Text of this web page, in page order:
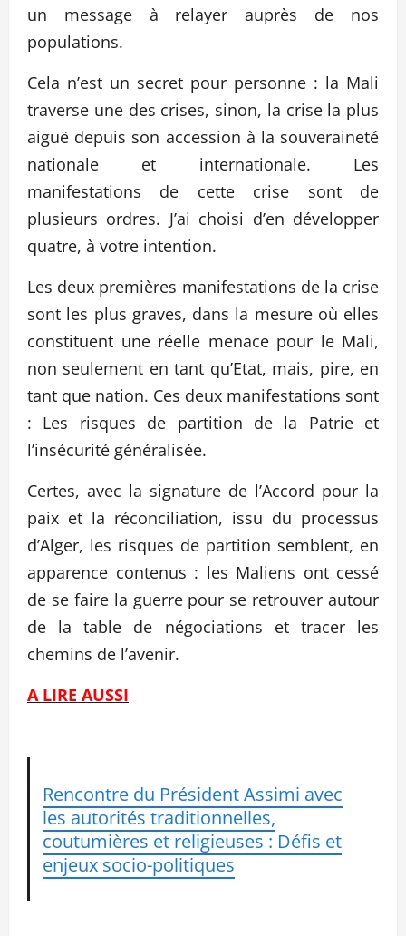
un message à relayer auprès de nos
populations.
Cela n’est un secret pour personne : la Mali
traverse une des crises, sinon, la crise la plus
aiguë depuis son accession à la souveraineté
nationale et internationale. Les
manifestations de cette crise sont de
plusieurs ordres. J’ai choisi d’en développer
quatre, à votre intention.
Les deux premières manifestations de la crise
sont les plus graves, dans la mesure où elles
constituent une réelle menace pour le Mali,
non seulement en tant qu’Etat, mais, pire, en
tant que nation. Ces deux manifestations sont
: Les risques de partition de la Patrie et
l’insécurité généralisée.
Certes, avec la signature de l’Accord pour la
paix et la réconciliation, issu du processus
d’Alger, les risques de partition semblent, en
apparence contenus : les Maliens ont cessé
de se faire la guerre pour se retrouver autour
de la table de négociations et tracer les
chemins de l’avenir.
A LIRE AUSSI
Rencontre du Président Assimi avec
les autorités traditionnelles,
coutumières et religieuses : Défis et
enjeux socio-politiques